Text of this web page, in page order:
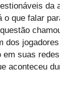
da
o que falar
dos
em suas
aconteceu